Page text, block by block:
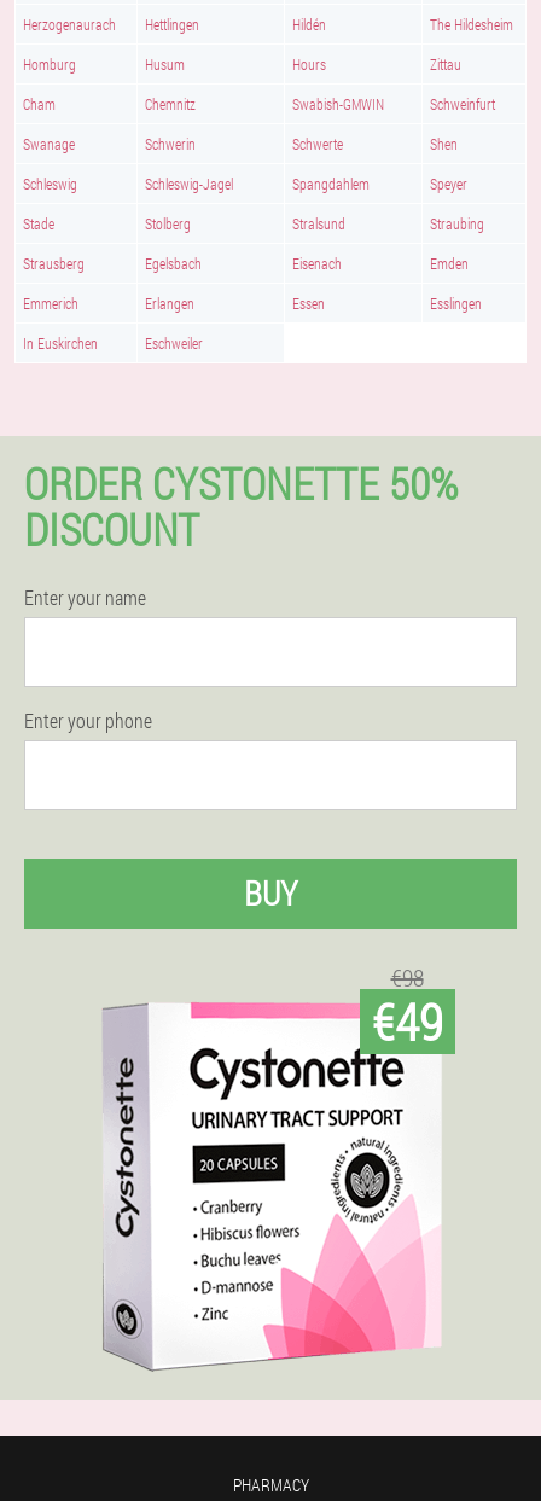
Herzogenaurach Hettlingen Hildén The Hildesheim
Homburg Husum Hours Zittau
Cham Chemnitz Swabish-GMWIN Schweinfurt
Swanage Schwerin Schwerte Shen
Schleswig Schleswig-Jagel Spangdahlem Speyer
Stade Stolberg Stralsund Straubing
Strausberg Egelsbach Eisenach Emden
Emmerich Erlangen Essen Esslingen
In Euskirchen Eschweiler
ORDER CYSTONETTE 50%
DISCOUNT
Enter your name
Enter your phone
BUY
€98
€49
PHARMACY